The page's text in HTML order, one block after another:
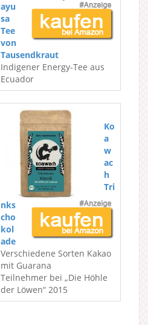
ayu
sa
Tee
von
Tausendkraut
Indigener Energy-Tee aus
Ecuador
Ko
a
w
ac
h
Tri
nks
cho
kol
ade
Verschiedene Sorten Kakao
mit Guarana
Teilnehmer bei „Die Höhle
der Löwen“ 2015